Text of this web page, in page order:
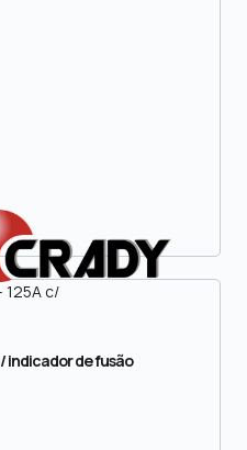
indicador de fusão